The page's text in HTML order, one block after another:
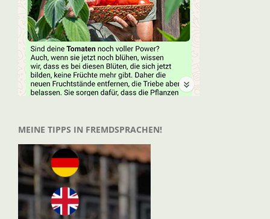
MEINE TIPPS IN FREMDSPRACHEN!